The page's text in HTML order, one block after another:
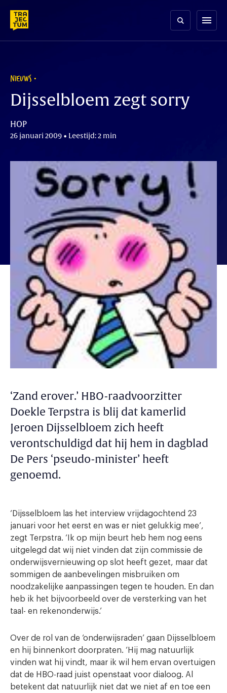
content
menu
NIEUWS
Dijsselbloem zegt sorry
HOP
26 januari 2009 • Leestijd: 2 min
‘Zand erover.’ HBO-raadvoorzitter
Doekle Terpstra is blij dat kamerlid
Jeroen Dijsselbloem zich heeft
verontschuldigd dat hij hem in dagblad
De Pers ‘pseudo-minister’ heeft
genoemd.
‘Dijsselbloem las het interview vrijdagochtend 23
januari voor het eerst en was er niet gelukkig mee’,
zegt Terpstra. ‘Ik op mijn beurt heb hem nog eens
uitgelegd dat wij niet vinden dat zijn commissie de
onderwijsvernieuwing op slot heeft gezet, maar dat
sommigen de aanbevelingen misbruiken om
noodzakelijke aanpassingen tegen te houden. En dan
heb ik het bijvoorbeeld over de versterking van het
taal- en rekenonderwijs.’
Over de rol van de ‘onderwijsraden’ gaan Dijsselbloem
en hij binnenkort doorpraten. ‘Hij mag natuurlijk
vinden wat hij vindt, maar ik wil hem ervan overtuigen
dat de HBO-raad juist openstaat voor dialoog. Al
betekent dat natuurlijk niet dat we niet af en toe een